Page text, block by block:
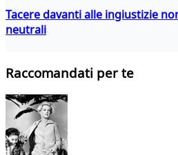
Tacere davanti alle ingiustizie
neutrali
Raccomandati per te